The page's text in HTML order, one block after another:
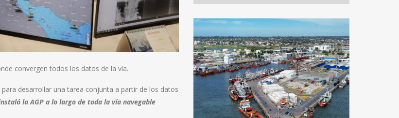
convergen todos los datos de la vía.
desarrollar una tarea conjunta a partir de los datos
la AGP a lo largo de toda la vía navegable